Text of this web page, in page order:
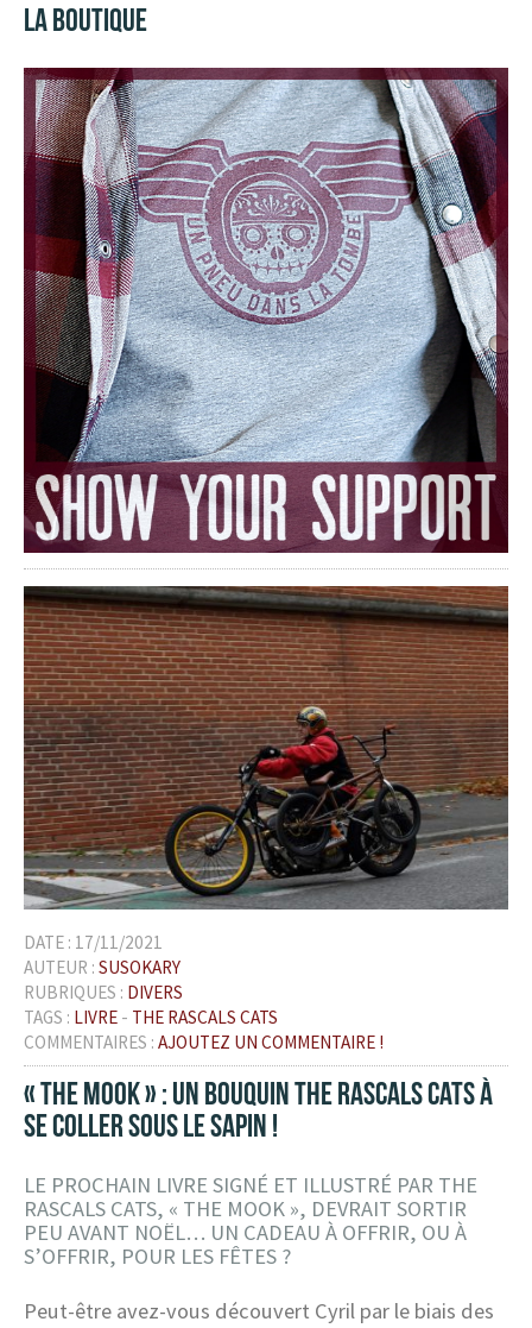
LA BOUTIQUE
DATE : 17/11/2021
AUTEUR : SUSOKARY
RUBRIQUES : DIVERS
TAGS : LIVRE - THE RASCALS CATS
COMMENTAIRES : AJOUTEZ UN COMMENTAIRE !
« THE MOOK » : UN BOUQUIN THE RASCALS CATS À
SE COLLER SOUS LE SAPIN !
LE PROCHAIN LIVRE SIGNÉ ET ILLUSTRÉ PAR THE
RASCALS CATS, « THE MOOK », DEVRAIT SORTIR
PEU AVANT NOËL… UN CADEAU À OFFRIR, OU À
S’OFFRIR, POUR LES FÊTES ?
Peut-être avez-vous découvert Cyril par le biais des